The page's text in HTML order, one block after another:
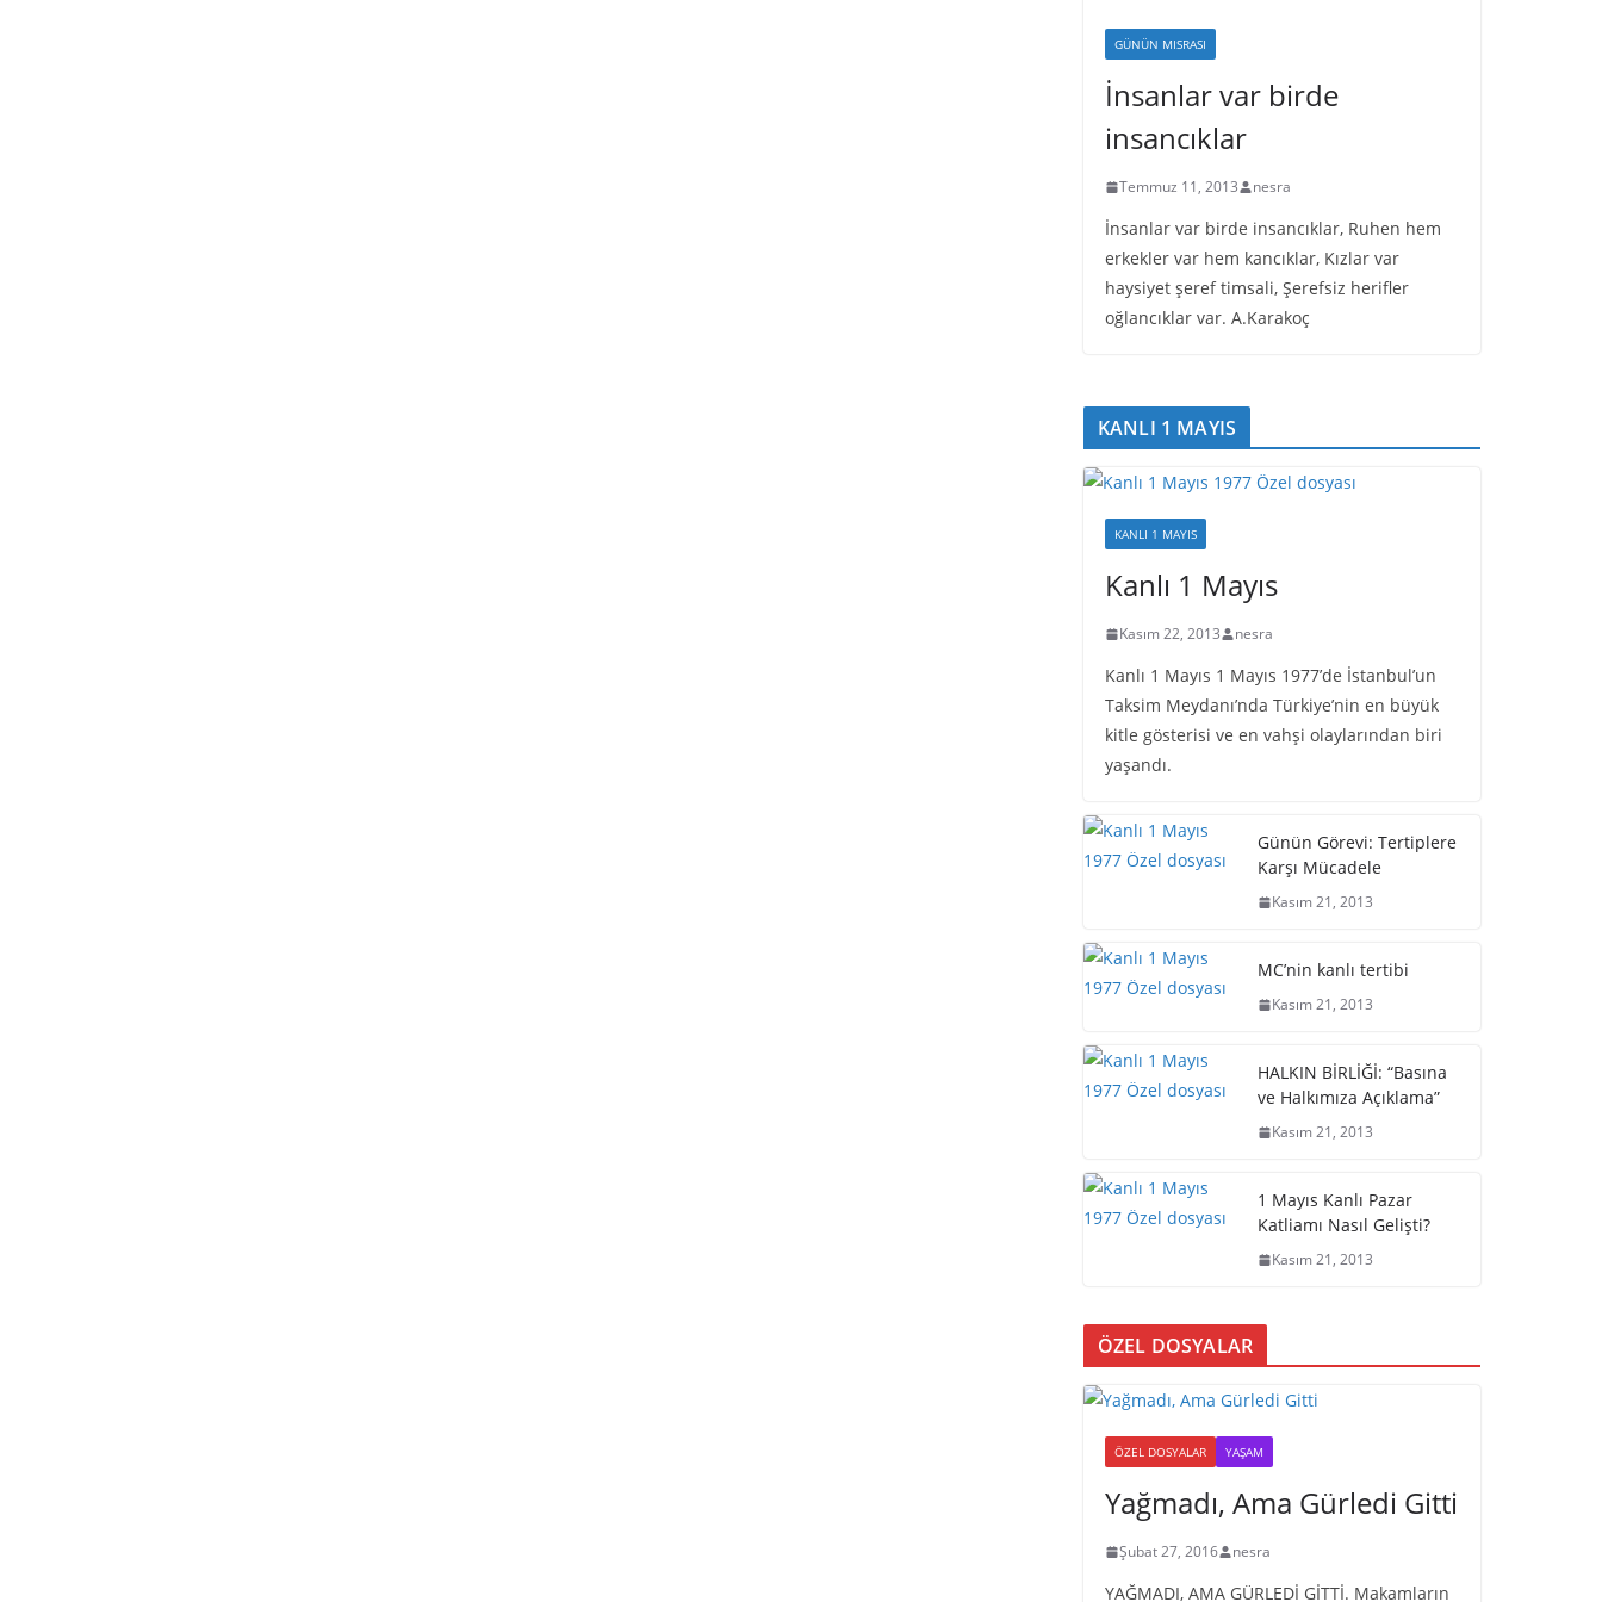
GÜNÜN MISRASI
İnsanlar var birde
insancıklar
Temmuz 11, 2013 nesra
İnsanlar var birde insancıklar, Ruhen hem
erkekler var hem kancıklar, Kızlar var
haysiyet şeref timsali, Şerefsiz herifler
oğlancıklar var. A.Karakoç
KANLI 1 MAYIS
KANLI 1 MAYIS
Kanlı 1 Mayıs
Kasım 22, 2013 nesra
Kanlı 1 Mayıs 1 Mayıs 1977’de İstanbul’un
Taksim Meydanı’nda Türkiye’nin en büyük
kitle gösterisi ve en vahşi olaylarından biri
yaşandı.
Günün Görevi: Tertiplere
Karşı Mücadele
Kasım 21, 2013
MC’nin kanlı tertibi
Kasım 21, 2013
HALKIN BİRLİĞİ: “Basına
ve Halkımıza Açıklama”
Kasım 21, 2013
1 Mayıs Kanlı Pazar
Katliamı Nasıl Gelişti?
Kasım 21, 2013
ÖZEL DOSYALAR
ÖZEL DOSYALAR YAŞAM
Yağmadı, Ama Gürledi Gitti
Şubat 27, 2016 nesra
YAĞMADI, AMA GÜRLEDİ GİTTİ. Makamların